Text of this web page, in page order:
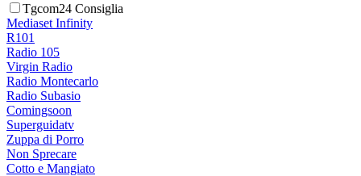
Tgcom24 Consiglia
Mediaset Infinity
R101
Radio 105
Virgin Radio
Radio Montecarlo
Radio Subasio
Comingsoon
Superguidatv
Zuppa di Porro
Non Sprecare
Cotto e Mangiato